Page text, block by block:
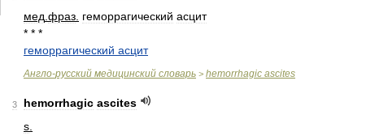
мед фраз геморрагический асцит
* * *
геморрагический асцит
Англо-русский медицинский словарь > hemorrhagic ascites
3 hemorrhagic ascites
s